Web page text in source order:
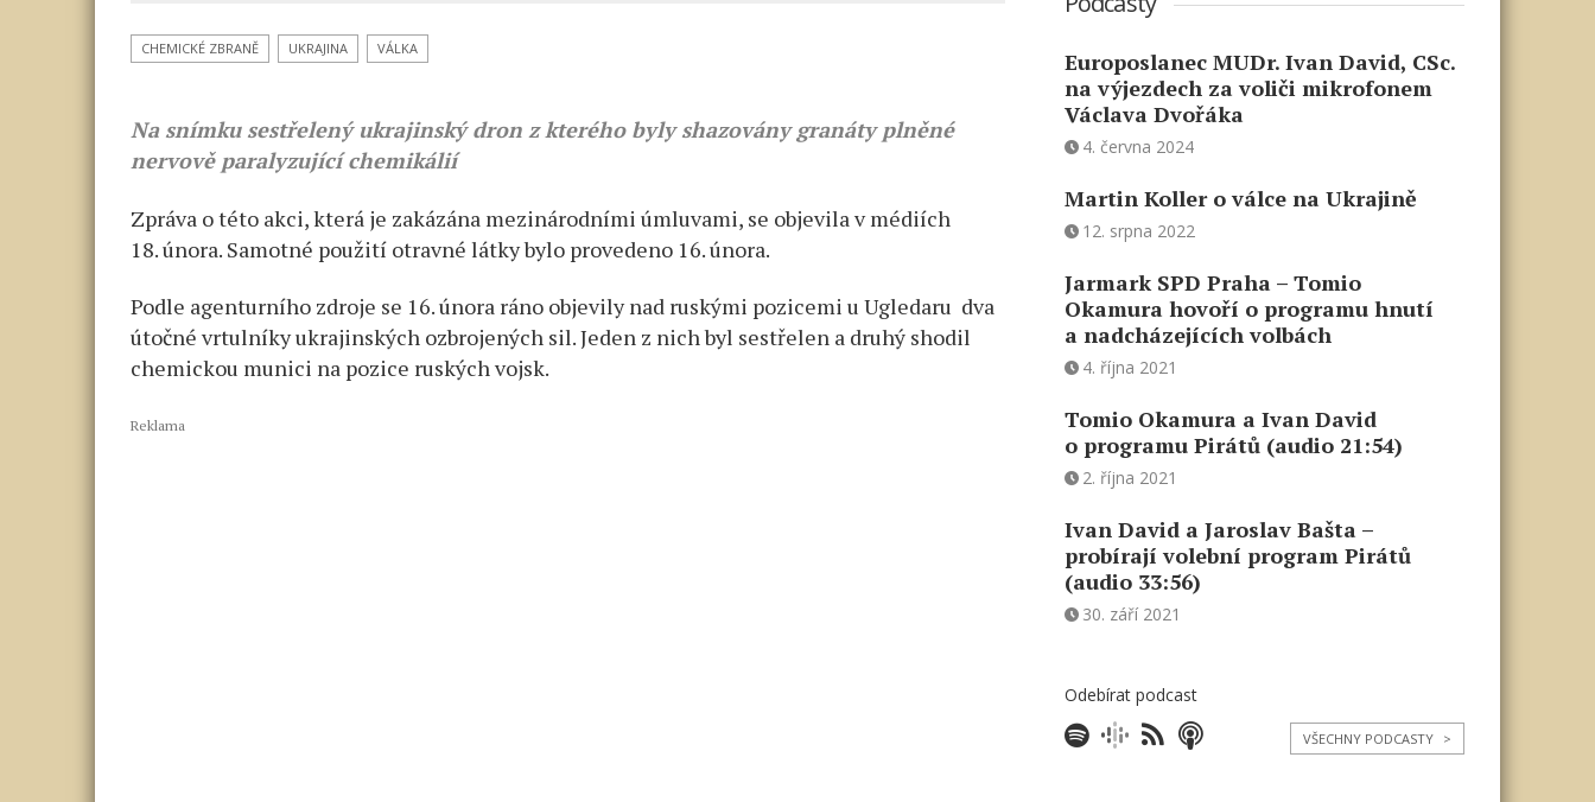
CHEMICKÉ ZBRANĚ UKRAJINA VÁLKA
Na snímku sestřelený ukrajinský dron z kterého byly shazovány granáty plněné
nervově paralyzující chemikálií
Zpráva o této akci, která je zakázána mezinárodními úmluvami, se objevila v médiích
18. února. Samotné použití otravné látky bylo provedeno 16. února.
Podle agenturního zdroje se 16. února ráno objevily nad ruskými pozicemi u Ugledaru dva
útočné vrtulníky ukrajinských ozbrojených sil. Jeden z nich byl sestřelen a druhý shodil
chemickou munici na pozice ruských vojsk.
Reklama
Europoslanec MUDr. Ivan David, CSc.
na výjezdech za voliči mikrofonem
Václava Dvořáka
4. června 2024
Martin Koller o válce na Ukrajině
12. srpna 2022
Jarmark SPD Praha – Tomio
Okamura hovoří o programu hnutí
a nadcházejících volbách
4. října 2021
Tomio Okamura a Ivan David
o programu Pirátů (audio 21:54)
2. října 2021
Ivan David a Jaroslav Bašta –
probírají volební program Pirátů
(audio 33:56)
30. září 2021
Odebírat podcast
VŠECHNY PODCASTY >